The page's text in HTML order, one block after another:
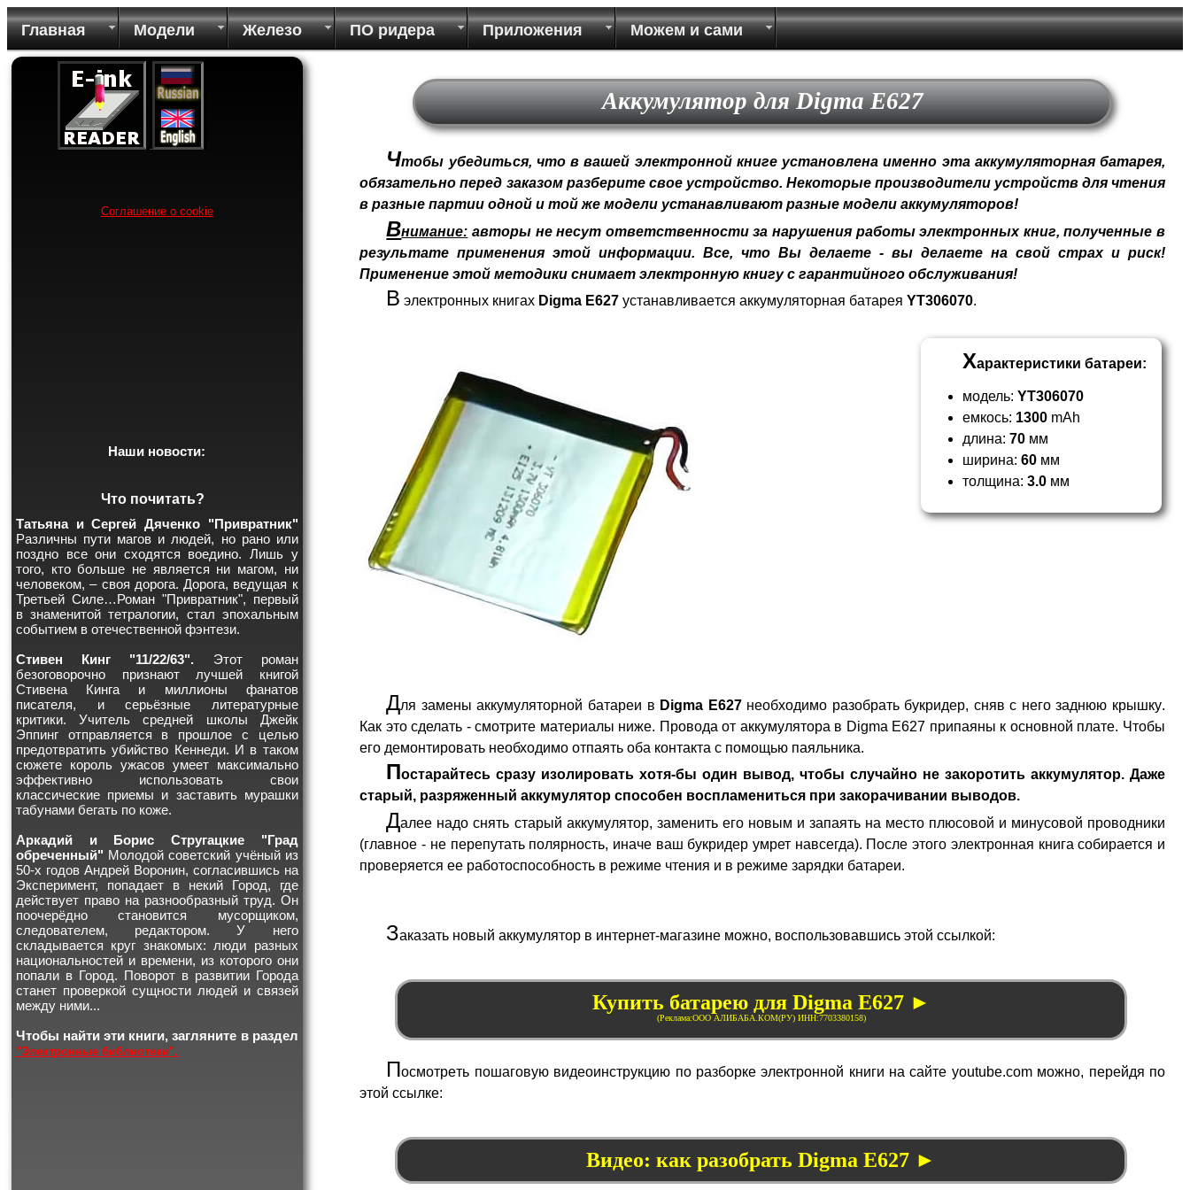
Главная Модели Железо ПО ридера Приложения Можем и сами
Аккумулятор для Digma E627
Чтобы убедиться, что в вашей электронной книге установлена именно эта аккумуляторная батарея,
обязательно перед заказом разберите свое устройство. Некоторые производители устройств для чтения
в разные партии одной и той же модели устанавливают разные модели аккумуляторов!
Внимание: авторы не несут ответственности за нарушения работы электронных книг, полученные в
результате применения этой информации. Все, что Вы делаете - вы делаете на свой страх и риск!
Применение этой методики снимает электронную книгу с гарантийного обслуживания!
В электронных книгах Digma E627 устанавливается аккумуляторная батареяYT306070.
Характеристики батареи:
модель: YT306070
емкось: 1300 mAh
длина: 70 мм
ширина: 60 мм
толщина: 3.0 мм
Для замены аккумуляторной батареи в Digma E627необходимо разобрать букридер, сняв с него заднюю крышку.
Как это сделать - смотрите материалы ниже. Провода от аккумулятора в Digma E627 припаяны к основной плате. Чтобы
его демонтировать необходимо отпаять оба контакта с помощью паяльника.
Постарайтесь сразу изолировать хотя-бы один вывод, чтобы случайно не закоротить аккумулятор. Даже
старый, разряженный аккумулятор способен воспламениться при закорачивании выводов.
Далее надо снять старый аккумулятор, заменить его новым и запаять на место плюсовой и минусовой проводники
(главное - не перепутать полярность, иначе ваш букридер умрет навсегда). После этого электронная книга собирается и
проверяется ее работоспособность в режиме чтения и в режиме зарядки батареи.
Заказать новый аккумулятор в интернет-магазине можно, воспользовавшись этой ссылкой:
Купить батарею для Digma E627 ►
Посмотреть пошаговую видеоинструкцию по разборке электронной книги на сайте youtube.com можно, перейдя по
этой ссылке:
Видео: как разобрать Digma E627 ►
Соглашение о cookie
Наши новости:
Что почитать?
Татьяна и Сергей Дяченко "Привратник"
Различны пути магов и людей, но рано или
поздно все они сходятся воедино. Лишь у
того, кто больше не является ни магом, ни
человеком, – своя дорога. Дорога, ведущая к
Третьей Силе…Роман "Привратник", первый
в знаменитой тетралогии, стал эпохальным
событием в отечественной фэнтези.
Стивен Кинг "11/22/63". Этот роман
безоговорочно признают лучшей книгой
Стивена Кинга и миллионы фанатов
писателя, и серьёзные литературные
критики. Учитель средней школы Джейк
Эппинг отправляется в прошлое с целью
предотвратить убийство Кеннеди. И в таком
сюжете король ужасов умеет максимально
эффективно использовать свои
классические приемы и заставить мурашки
табунами бегать по коже.
Аркадий и Борис Стругацкие "Град
обреченный" Молодой советский учёный из
50-х годов Андрей Воронин, согласившись на
Эксперимент, попадает в некий Город, где
действует право на разнообразный труд. Он
поочерёдно становится мусорщиком,
следователем, редактором. У него
складывается круг знакомых: люди разных
национальностей и времени, из которого они
попали в Город. Поворот в развитии Города
станет проверкой сущности людей и связей
между ними...
Чтобы найти эти книги, загляните в раздел
"Электронные библиотеки".